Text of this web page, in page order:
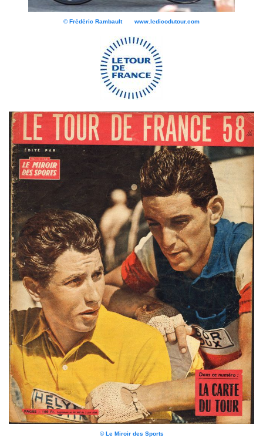
© Frédéric Rambault www.ledicodutour.com
© Le Miroir des Sports